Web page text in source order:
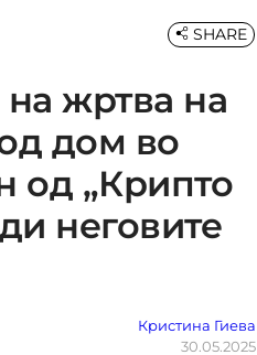
жртва на
дом во
од „Крипто
неговите
Кристина Гиева
30.05.2025
SHARE